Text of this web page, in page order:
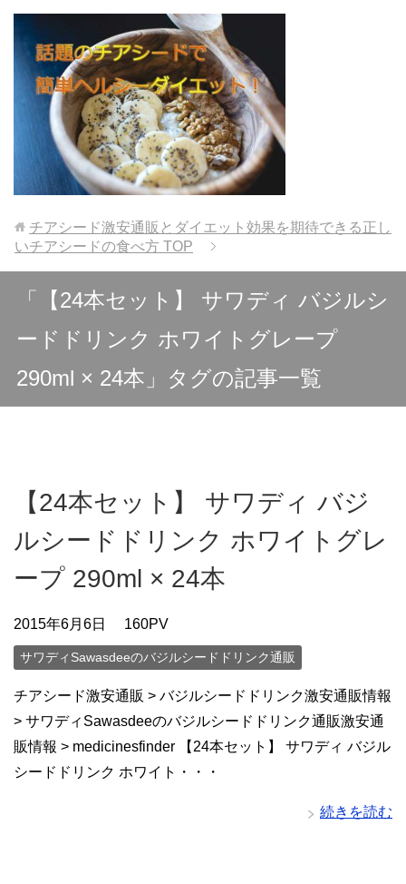
チアシード激安通販とダイエット効果を期待できる正し
いチアシードの食べ方 TOP
「【24本セット】 サワディ バジルシ
ードドリンク ホワイトグレープ
290ml × 24本」タグの記事一覧
【24本セット】 サワディ バジ
ルシードドリンク ホワイトグレ
ープ 290ml × 24本
2015年6月6日 160PV
サワディSawasdeeのバジルシードドリンク通販
チアシード激安通販 > バジルシードドリンク激安通販情報
> サワディSawasdeeのバジルシードドリンク通販激安通
販情報 > medicinesfinder 【24本セット】 サワディ バジル
シードドリンク ホワイト・・・
続きを読む